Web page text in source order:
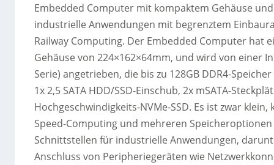
Embedded Computer mit kompaktem Gehäuse
industrielle Anwendungen mit begrenztem
Railway Computing. Der Embedded Computer hat
Gehäuse von 224×162×64mm, und wird von einer
Serie) angetrieben, die bis zu 128GB DDR4-
1x 2,5 SATA HDD/SSD-Einschub, 2x mSATA-
Hochgeschwindigkeits-NVMe-SSD. Es ist zwar
Speed-Computing und mehreren
Schnittstellen für industrielle Anwendungen,
Anschluss von Peripheriegeräten wie